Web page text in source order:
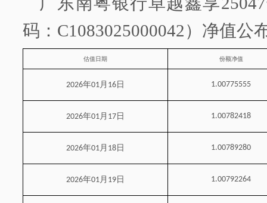
码： C1083025000042）净值公
估值日期 份额净值
2026年01月 16 日 1.00775555
2026年01月 17 日 1.00782418
2026年01月 18 日 1.00789280
2026年01月 19 日 1.00792264